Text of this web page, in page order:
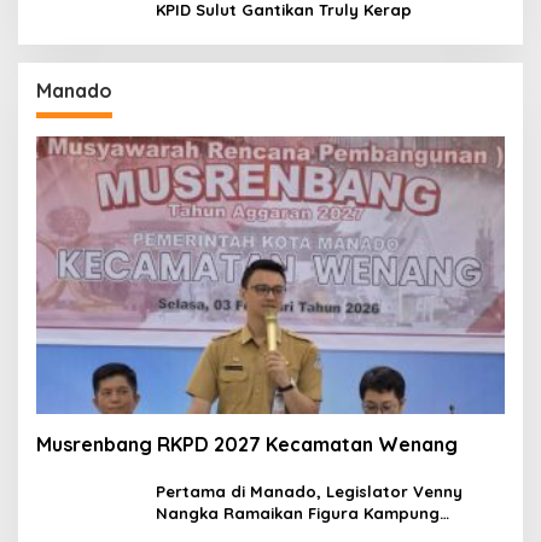
KPID Sulut Gantikan Truly Kerap
Manado
Musrenbang RKPD 2027 Kecamatan Wenang
Pertama di Manado, Legislator Venny
Nangka Ramaikan Figura Kampung